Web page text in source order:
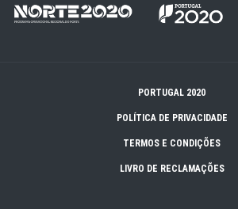
PORTUGAL 2020
POLÍTICA DE PRIVACIDADE
TERMOS E CONDIÇÕES
LIVRO DE RECLAMAÇÕES